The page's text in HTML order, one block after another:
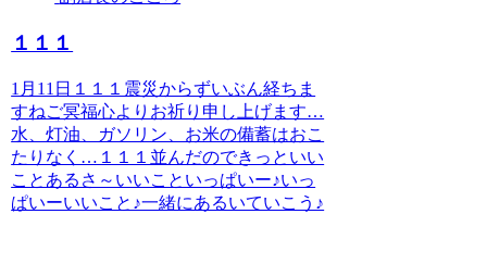
１１１
1月11日１１１震災からずいぶん経ちま
すねご冥福心よりお祈り申し上げます…
水、灯油、ガソリン、お米の備蓄はおこ
たりなく…１１１並んだのできっといい
ことあるさ～いいこといっぱいー♪いっ
ぱいーいいこと♪一緒にあるいていこう♪